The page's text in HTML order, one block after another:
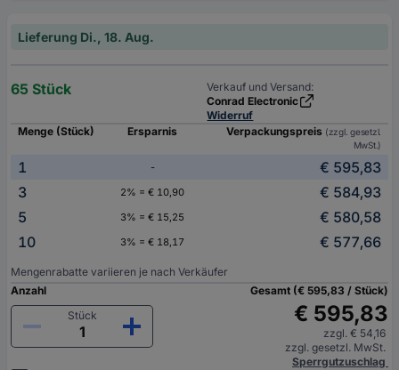
Lieferung Di., 18. Aug.
65 Stück
Verkauf und Versand:
Conrad Electronic
Widerruf
Menge (Stück)
Ersparnis Verpackungspreis (zzgl. gesetzl.
MwSt.)
1 -
€ 595,83
3
2% = € 10,90
€ 584,93
5
3% = € 15,25
€ 580,58
10
3% = € 18,17 € 577,66
Mengenrabatte variieren je nach Verkäufer
Anzahl
Stück
Gesamt (€ 595,83 / Stück)
€ 595,83
zzgl. € 54,16
zzgl. gesetzl. MwSt.
Sperrgutzuschlag